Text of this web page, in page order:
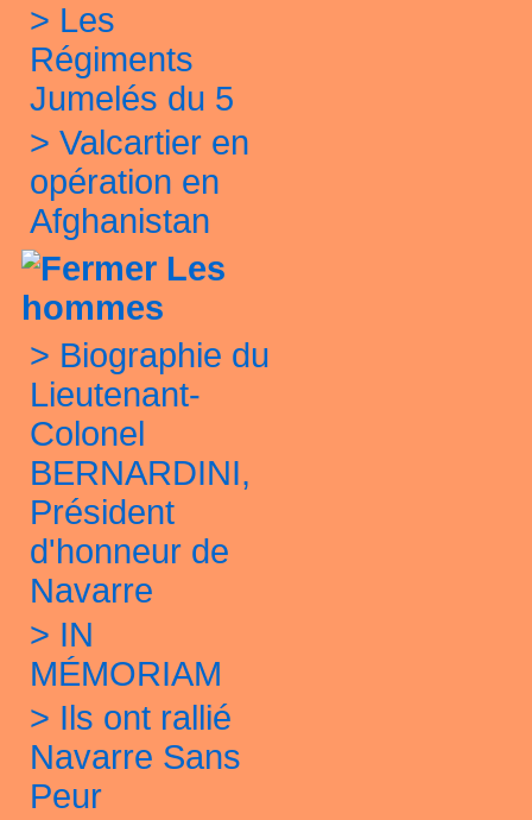
> Les
Régiments
Jumelés du 5
> Valcartier en
opération en
Afghanistan
Les
hommes
> Biographie du
Lieutenant-
Colonel
BERNARDINI,
Président
d'honneur de
Navarre
> IN
MÉMORIAM
> Ils ont rallié
Navarre Sans
Peur